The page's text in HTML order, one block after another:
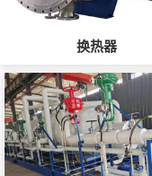
换热器